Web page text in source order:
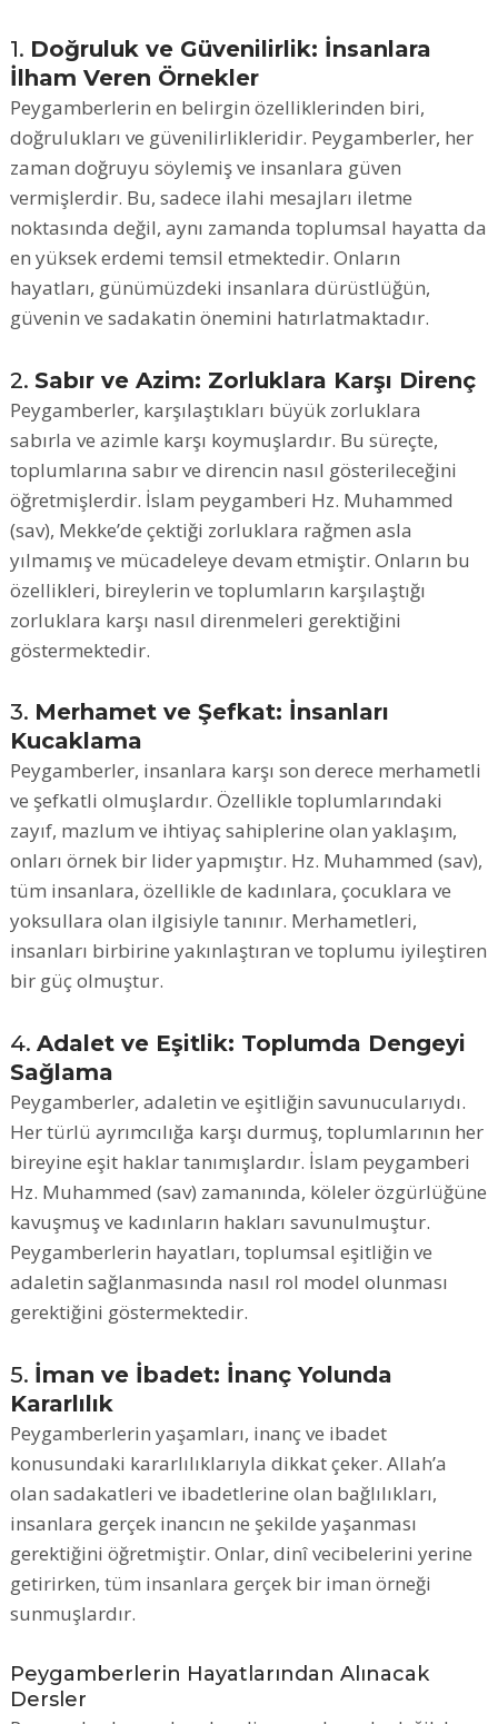
1. Doğruluk ve Güvenilirlik: İnsanlara
İlham Veren Örnekler
Peygamberlerin en belirgin özelliklerinden biri,
doğrulukları ve güvenilirlikleridir. Peygamberler, her
zaman doğruyu söylemiş ve insanlara güven
vermişlerdir. Bu, sadece ilahi mesajları iletme
noktasında değil, aynı zamanda toplumsal hayatta da
en yüksek erdemi temsil etmektedir. Onların
hayatları, günümüzdeki insanlara dürüstlüğün,
güvenin ve sadakatin önemini hatırlatmaktadır.
2. Sabır ve Azim: Zorluklara Karşı Direnç
Peygamberler, karşılaştıkları büyük zorluklara
sabırla ve azimle karşı koymuşlardır. Bu süreçte,
toplumlarına sabır ve direncin nasıl gösterileceğini
öğretmişlerdir. İslam peygamberi Hz. Muhammed
(sav), Mekke’de çektiği zorluklara rağmen asla
yılmamış ve mücadeleye devam etmiştir. Onların bu
özellikleri, bireylerin ve toplumların karşılaştığı
zorluklara karşı nasıl direnmeleri gerektiğini
göstermektedir.
3. Merhamet ve Şefkat: İnsanları
Kucaklama
Peygamberler, insanlara karşı son derece merhametli
ve şefkatli olmuşlardır. Özellikle toplumlarındaki
zayıf, mazlum ve ihtiyaç sahiplerine olan yaklaşım,
onları örnek bir lider yapmıştır. Hz. Muhammed (sav),
tüm insanlara, özellikle de kadınlara, çocuklara ve
yoksullara olan ilgisiyle tanınır. Merhametleri,
insanları birbirine yakınlaştıran ve toplumu iyileştiren
bir güç olmuştur.
4.Adalet ve Eşitlik: Toplumda Dengeyi
Sağlama
Peygamberler, adaletin ve eşitliğin savunucularıydı.
Her türlü ayrımcılığa karşı durmuş, toplumlarının her
bireyine eşit haklar tanımışlardır. İslam peygamberi
Hz. Muhammed (sav) zamanında, köleler özgürlüğüne
kavuşmuş ve kadınların hakları savunulmuştur.
Peygamberlerin hayatları, toplumsal eşitliğin ve
adaletin sağlanmasında nasıl rol model olunması
gerektiğini göstermektedir.
5. İman ve İbadet: İnanç Yolunda
Kararlılık
Peygamberlerin yaşamları, inanç ve ibadet
konusundaki kararlılıklarıyla dikkat çeker. Allah’a
olan sadakatleri ve ibadetlerine olan bağlılıkları,
insanlara gerçek inancın ne şekilde yaşanması
gerektiğini öğretmiştir. Onlar, dinî vecibelerini yerine
getirirken, tüm insanlara gerçek bir iman örneği
sunmuşlardır.
Peygamberlerin Hayatlarından Alınacak
Dersler